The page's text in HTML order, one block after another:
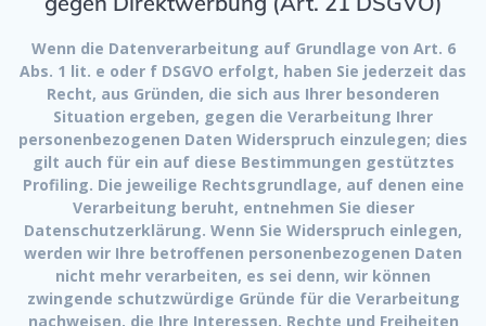
Wenn die Datenverarbeitung auf Grundlage von Art. 6
Abs. 1 lit. e oder f DSGVO erfolgt, haben Sie jederzeit das
Recht, aus Gründen, die sich aus Ihrer besonderen
Situation ergeben, gegen die Verarbeitung Ihrer
personenbezogenen Daten Widerspruch einzulegen; dies
gilt auch für ein auf diese Bestimmungen gestütztes
Profiling. Die jeweilige Rechtsgrundlage, auf denen eine
Verarbeitung beruht, entnehmen Sie dieser
Datenschutzerklärung. Wenn Sie Widerspruch einlegen,
werden wir Ihre betroffenen personenbezogenen Daten
nicht mehr verarbeiten, es sei denn, wir können
zwingende schutzwürdige Gründe für die Verarbeitung
nachweisen, die Ihre Interessen, Rechte und Freiheiten